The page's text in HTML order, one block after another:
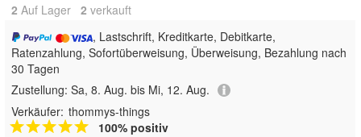
2 Auf Lager 2 verkauft
, Lastschrift, Kreditkarte, Debitkarte,
Ratenzahlung, Sofortüberweisung, Überweisung, Bezahlung nach
30 Tagen
Zustellung: Sa, 8. Aug. bis Mi, 12. Aug.
Verkäufer: thommys-things
100% positiv